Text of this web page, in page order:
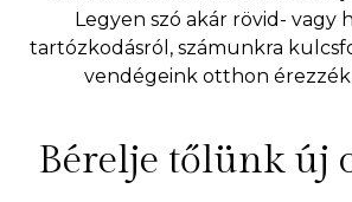
Legyen szó akár rövid- vagy
tartózkodásról, számunkra
vendégeink otthon
Bérelje tőlünk új